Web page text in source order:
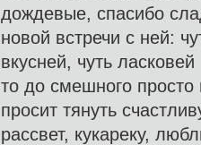
дождевые, спасибо
новой встречи с ней:
вкусней, чуть
то до смешного
просит тянуть
рассвет, кукареку,